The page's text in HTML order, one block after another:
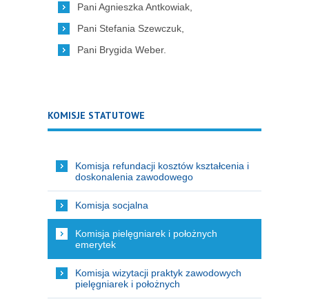
Pani Agnieszka Antkowiak,
Pani Stefania Szewczuk,
Pani Brygida Weber.
KOMISJE STATUTOWE
Komisja refundacji kosztów kształcenia i
doskonalenia zawodowego
Komisja socjalna
Komisja pielęgniarek i położnych
emerytek
Komisja wizytacji praktyk zawodowych
pielęgniarek i położnych